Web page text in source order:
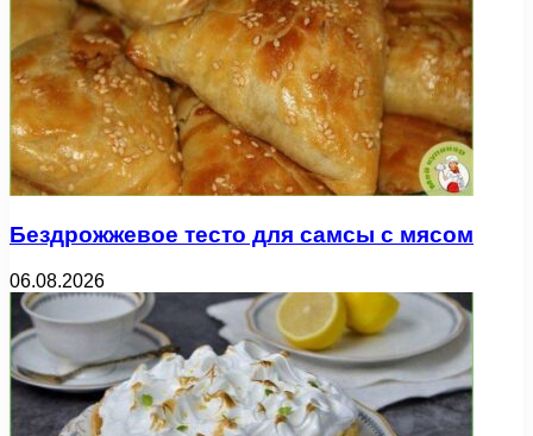
Бездрожжевое тесто для самсы с мясом
06.08.2026